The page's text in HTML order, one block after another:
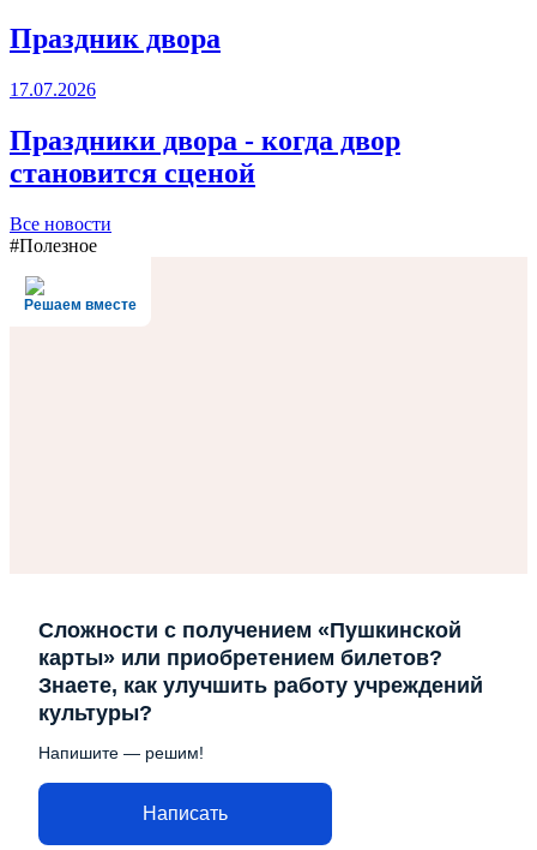
Праздник двора
17.07.2026
Праздники двора - когда двор
становится сценой
Все новости
#Полезное
Решаем вместе
Сложности с получением «Пушкинской
карты» или приобретением билетов?
Знаете, как улучшить работу учреждений
культуры?
Напишите — решим!
Написать